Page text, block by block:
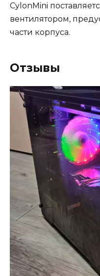
CylonMini
вентилятором,
части корпуса.
Отзывы